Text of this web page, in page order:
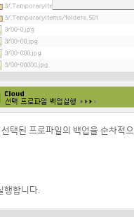
택된 프로파일의 백업을 순차적
행합니다.